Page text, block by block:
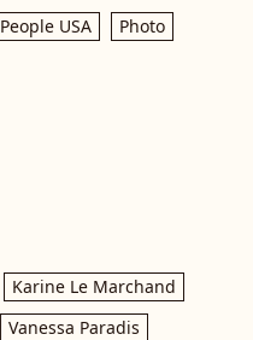
People USA Photo
Karine Le Marchand
Vanessa Paradis